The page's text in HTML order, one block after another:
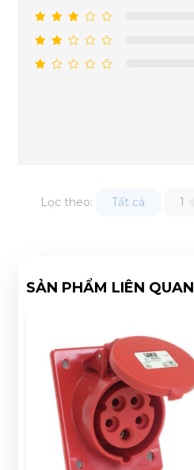
Lọc theo: Tất cả 1
SẢN PHẨM LIÊN QUAN